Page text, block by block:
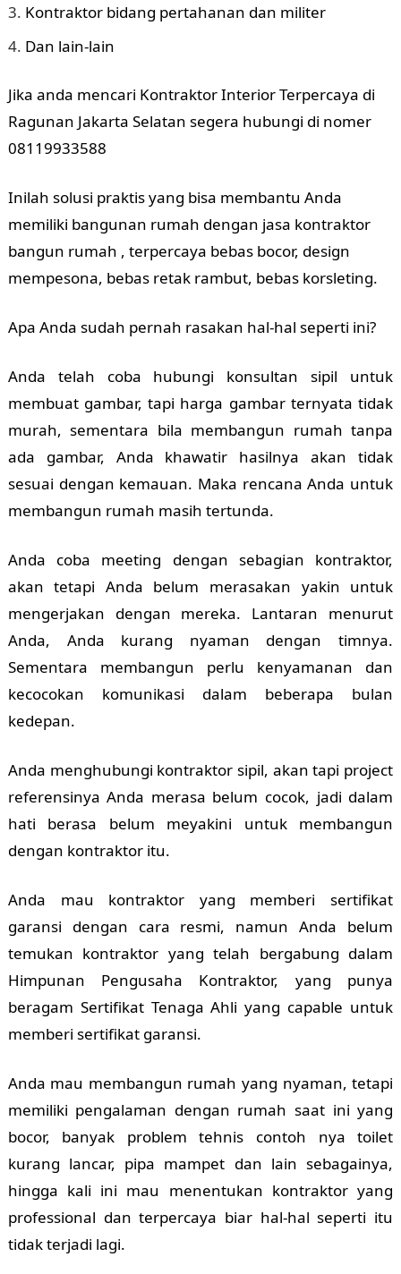
Kontraktor bidang pertahanan dan militer
Dan lain-lain
Jika anda mencari Kontraktor Interior Terpercaya di
Ragunan Jakarta Selatan segera hubungi di nomer
08119933588
Inilah solusi praktis yang bisa membantu Anda
memiliki bangunan rumah dengan jasa kontraktor
bangun rumah , terpercaya bebas bocor, design
mempesona, bebas retak rambut, bebas korsleting.
Apa Anda sudah pernah rasakan hal-hal seperti ini?
Anda telah coba hubungi konsultan sipil untuk
membuat gambar, tapi harga gambar ternyata tidak
murah, sementara bila membangun rumah tanpa
ada gambar, Anda khawatir hasilnya akan tidak
sesuai dengan kemauan. Maka rencana Anda untuk
membangun rumah masih tertunda.
Anda coba meeting dengan sebagian kontraktor,
akan tetapi Anda belum merasakan yakin untuk
mengerjakan dengan mereka. Lantaran menurut
Anda, Anda kurang nyaman dengan timnya.
Sementara membangun perlu kenyamanan dan
kecocokan komunikasi dalam beberapa bulan
kedepan.
Anda menghubungi kontraktor sipil, akan tapi project
referensinya Anda merasa belum cocok, jadi dalam
hati berasa belum meyakini untuk membangun
dengan kontraktor itu.
Anda mau kontraktor yang memberi sertifikat
garansi dengan cara resmi, namun Anda belum
temukan kontraktor yang telah bergabung dalam
Himpunan Pengusaha Kontraktor, yang punya
beragam Sertifikat Tenaga Ahli yang capable untuk
memberi sertifikat garansi.
Anda mau membangun rumah yang nyaman, tetapi
memiliki pengalaman dengan rumah saat ini yang
bocor, banyak problem tehnis contoh nya toilet
kurang lancar, pipa mampet dan lain sebagainya,
hingga kali ini mau menentukan kontraktor yang
professional dan terpercaya biar hal-hal seperti itu
tidak terjadi lagi.